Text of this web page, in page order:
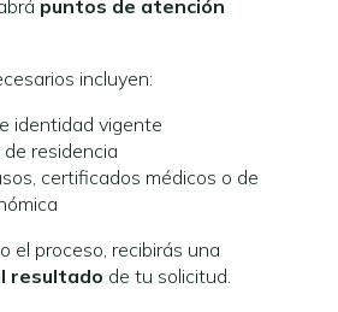
puntos de atención
incluyen:
identidad vigente
residencia
certificados médicos o de
el proceso, recibirás una
resultado de tu solicitud.